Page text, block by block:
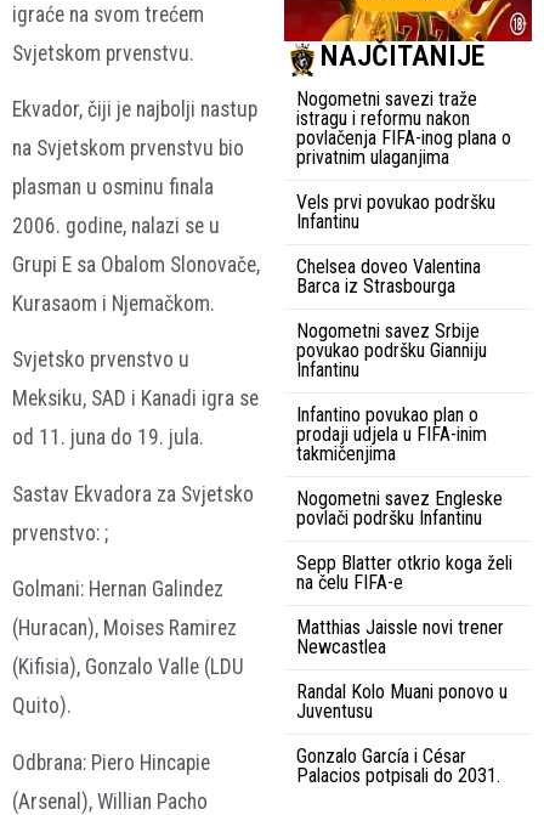
igraće na svom trećem
Svjetskom prvenstvu.
Ekvador, čiji je najbolji nastup
na Svjetskom prvenstvu bio
plasman u osminu finala
2006. godine, nalazi se u
Grupi E sa Obalom Slonovače,
Kurasaom i Njemačkom.
Svjetsko prvenstvo u
Meksiku, SAD i Kanadi igra se
od 11. juna do 19. jula.
Sastav Ekvadora za Svjetsko
prvenstvo: ;
Golmani: Hernan Galindez
(Huracan), Moises Ramirez
(Kifisia), Gonzalo Valle (LDU
Quito).
Odbrana: Piero Hincapie
(Arsenal), Willian Pacho
NAJČITANIJE
Nogometni savezi traže
istragu i reformu nakon
povlačenja FIFA-inog plana o
privatnim ulaganjima
Vels prvi povukao podršku
Infantinu
Chelsea doveo Valentina
Barca iz Strasbourga
Nogometni savez Srbije
povukao podršku Gianniju
Infantinu
Infantino povukao plan o
prodaji udjela u FIFA-inim
takmičenjima
Nogometni savez Engleske
povlači podršku Infantinu
Sepp Blatter otkrio koga želi
na čelu FIFA-e
Matthias Jaissle novi trener
Newcastlea
Randal Kolo Muani ponovo u
Juventusu
Gonzalo García i César
Palacios potpisali do 2031.